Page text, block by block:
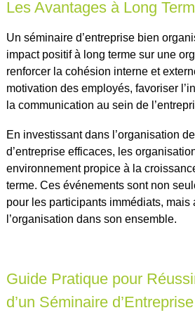
Les Avantages à Long
Un séminaire d’entreprise bien
impact positif à long terme sur une
renforcer la cohésion interne et
motivation des employés, favoriser
la communication au sein de
En investissant dans l’organisation
d’entreprise efficaces, les
environnement propice à la
terme. Ces événements sont non
pour les participants immédiats, mais
l’organisation dans son ensemble.
Guide Pratique pour
d’un Séminaire